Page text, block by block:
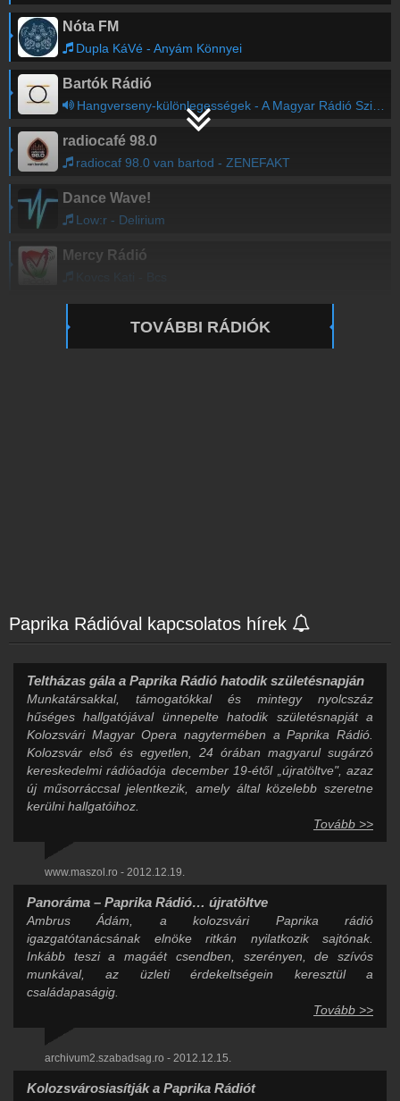
Nóta FM
Dupla KáVé - Anyám Könnyei
Bartók Rádió
Hangverseny-különlegességek - A Magyar Rádió Szimfonikus Zenekarának hangversenye
radiocafé 98.0
radiocaf 98.0 van bartod - ZENEFAKT
Dance Wave!
Low:r - Delirium
Mercy Rádió
TOVÁBBI RÁDIÓK
Paprika Rádióval kapcsolatos hírek
Teltházas gála a Paprika Rádió hatodik születésnapján
Munkatársakkal, támogatókkal és mintegy nyolcszáz
hűséges hallgatójával ünnepelte hatodik születésnapját a
Kolozsvári Magyar Opera nagytermében a Paprika Rádió.
Kolozsvár első és egyetlen, 24 órában magyarul sugárzó
kereskedelmi rádióadója december 19-étől „újratöltve", azaz
új műsorráccsal jelentkezik, amely által közelebb szeretne
kerülni hallgatóihoz.
Tovább >>
www.maszol.ro - 2012.12.19.
Panoráma – Paprika Rádió… újratöltve
Ambrus Ádám, a kolozsvári Paprika rádió
igazgatótanácsának elnöke ritkán nyilatkozik sajtónak.
Inkább teszi a magáét csendben, szerényen, de szívós
munkával, az üzleti érdekeltségein keresztül a
családapaságig.
Tovább >>
archivum2.szabadsag.ro - 2012.12.15.
Kolozsvárosiasítják a Paprika Rádiót